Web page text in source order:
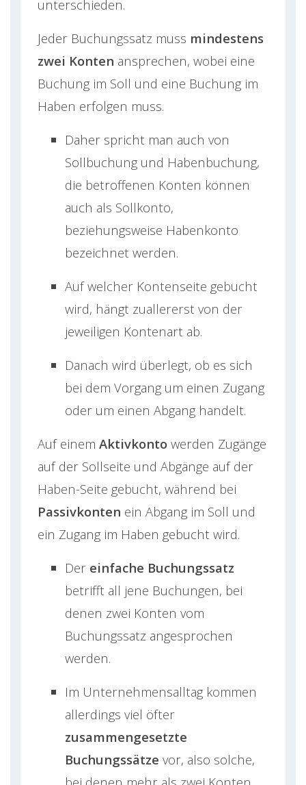
unterschieden.
Jeder Buchungssatz muss mindestens
zwei Konten ansprechen, wobei eine
Buchung im Soll und eine Buchung im
Haben erfolgen muss.
Daher spricht man auch von
Sollbuchung und Habenbuchung,
die betroffenen Konten können
auch als Sollkonto,
beziehungsweise Habenkonto
bezeichnet werden.
Auf welcher Kontenseite gebucht
wird, hängt zuallererst von der
jeweiligen Kontenart ab.
Danach wird überlegt, ob es sich
bei dem Vorgang um einen Zugang
oder um einen Abgang handelt.
Auf einem Aktivkonto werden Zugänge
auf der Sollseite und Abgänge auf der
Haben-Seite gebucht, während bei
Passivkonten ein Abgang im Soll und
ein Zugang im Haben gebucht wird.
Der einfache Buchungssatz
betrifft all jene Buchungen, bei
denen zwei Konten vom
Buchungssatz angesprochen
werden.
Im Unternehmensalltag kommen
allerdings viel öfter
zusammengesetzte
Buchungssätze vor, also solche,